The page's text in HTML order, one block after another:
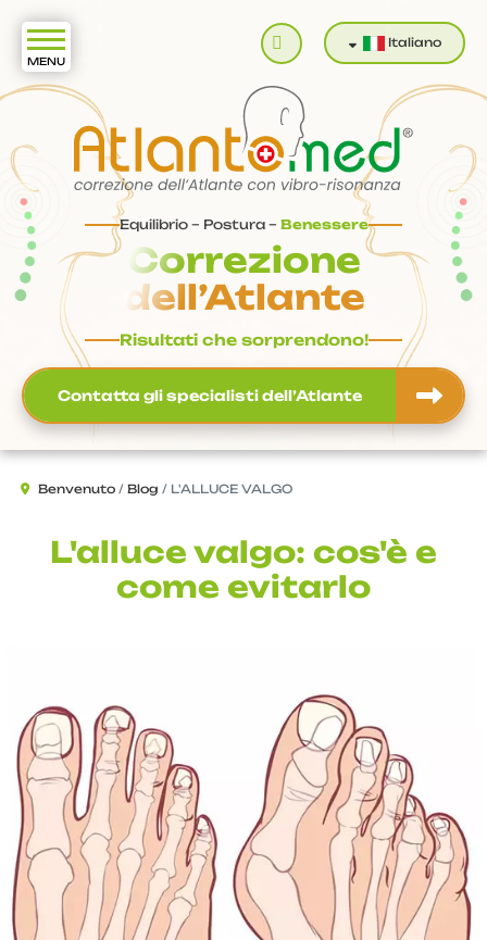
Equilibrio – Postura – Benessere
Correzione
dell’Atlante
Risultati che sorprendono!
Contatta gli specialisti dell’Atlante
Cerca Italiano
Benvenuto Blog L'ALLUCE VALGO
L'alluce valgo: cos'è e
come evitarlo